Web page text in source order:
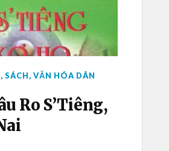
, SÁCH, VĂN HÓA DÂN
Ro S’Tiêng,